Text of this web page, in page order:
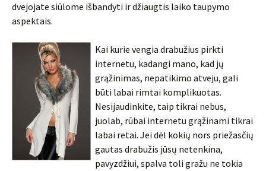
dvejojate siūlome išbandyti ir džiaugtis laiko taupymo
aspektais.
Kai kurie vengia drabužius pirkti
internetu, kadangi mano, kad jų
grąžinimas, nepatikimo atveju, gali
būti labai rimtai komplikuotas.
Nesijaudinkite, taip tikrai nebus,
juolab, rūbai internetu grąžinami tikrai
labai retai. Jei dėl kokių nors priežasčių
gautas drabužis jūsų netenkina,
pavyzdžiui, spalva toli gražu ne tokia